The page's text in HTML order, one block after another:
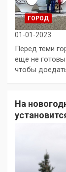
ГОРОД
01-01-2023
Перед теми
еще не
чтобы
На